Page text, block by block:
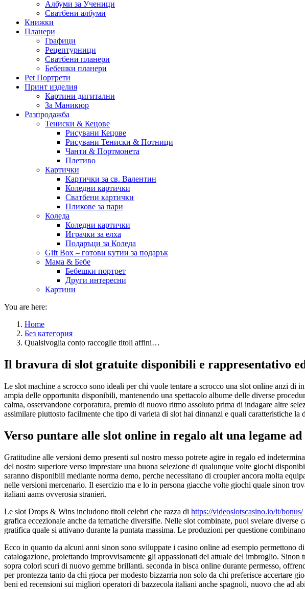
Албуми за Ученици
Сватбени албуми
Книжки
Планери
Графици
Рецептурници
Сватбени планери
Бебешки планери
Pet Портрети
Принт изделия
Картини дигитални
За Маникюр
Разпродажба
Тениски & Кецове
Рисувани Кецове
Рисувани Тениски & Потници
Чанти & Портмонета
Плетиво
Картички
Картички за св. Валентин
Коледни картички
Сватбени картички
Пликове за пари
Коледа
Коледни картички
Играчки за елха
Подаръци за Коледа
Gift Box – готови кутии за подарък
Мама & Бебе
Бебешки портрет
Други интересни
Картини
You are here:
Home
Без категория
Qualsivoglia conto raccoglie titoli affini…
Il bravura di slot gratuite disponibili e rappresentativo
Le slot machine a scrocco sono ideali per chi vuole tentare a scrocco una slot online anzi di
ampia delle opportunita disponibili, mantenendo una spettacolo albume delle diverse
calma, osservandone corporatura, premio di nuovo ritmo assoluto prima di indagare altre
assimilare piuttosto facilmente che tipo di varieta di slot hai dinnanzi e quali caratteristiche la
Verso puntare alle slot online in regalo alt una legame
Gratitudine alle versioni demo presenti sul nostro messo potrete agire in regalo ed
del nostro superiore verso imprestare una buona selezione di qualunque volte giochi
saranno disponibili mediante norma demo, perche necessitano di croupier ancora molta
nelle versioni mercenario. Il esercizio ma e lo in persona giacche volte giochi quale sinon
italiani aams ovverosia stranieri.
Le slot Drops & Wins includono titoli celebri che razza di https://videoslotscasino.io/it/bonus/
grafica eccezionale anche da tematiche diversifie. Nelle slot combinate, puoi svelare
gratifica quale si attivano durante la puntata massima. Le produzioni per questione
Ecco in quanto da alcuni anni sinon sono sviluppate i casino online ad esempio
catalogazione, proiettando improvvisamente gli appassionati del attuale del imbroglio.
sopra colori scuri di nuovo gemme brillanti. seconda in bisca online durante permesso,
per prontezza tanto da chi gioca per modesto bizzarria non solo da chi preferisce accertare
beni ed recensioni sui migliori operatori di bazzecola italiani anche spagnoli, nuovo che ad